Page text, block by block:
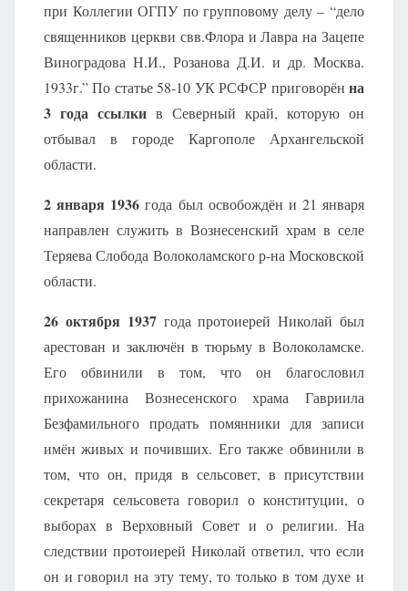
при Коллегии ОГПУ по групповому делу – “дело
священников церкви свв.Флора и Лавра на Зацепе
Виноградова Н.И., Розанова Д.И. и др. Москва.
1933г.” По статье 58-10 УК РСФСР приговорён на
3 года ссылки в Северный край, которую он
отбывал в городе Каргополе Архангельской
области.
2 января 1936 года был освобождён и 21 января
направлен служить в Вознесенский храм в селе
Теряева Слобода Волоколамского р-на Московской
области.
26 октября 1937года протоиерей Николай был
арестован и заключён в тюрьму в Волоколамске.
Его обвинили в том, что он благословил
прихожанина Вознесенского храма Гавриила
Безфамильного продать помянники для записи
имён живых и почивших. Его также обвинили в
том, что он, придя в сельсовет, в присутствии
секретаря сельсовета говорил о конституции, о
выборах в Верховный Совет и о религии. На
следствии протоиерей Николай ответил, что если
он и говорил на эту тему, то только в том духе и